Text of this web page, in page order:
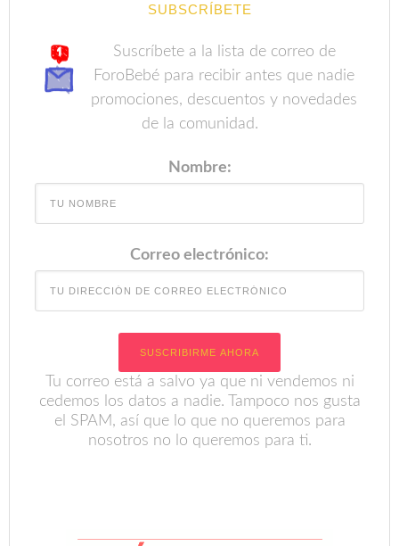
SUBSCRÍBETE
Suscríbete a la lista de correo de
ForoBebé para recibir antes que nadie
promociones, descuentos y novedades
de la comunidad.
Nombre:
Correo electrónico:
Tu correo está a salvo ya que ni vendemos ni
cedemos los datos a nadie. Tampoco nos gusta
el SPAM, así que lo que no queremos para
nosotros no lo queremos para ti.